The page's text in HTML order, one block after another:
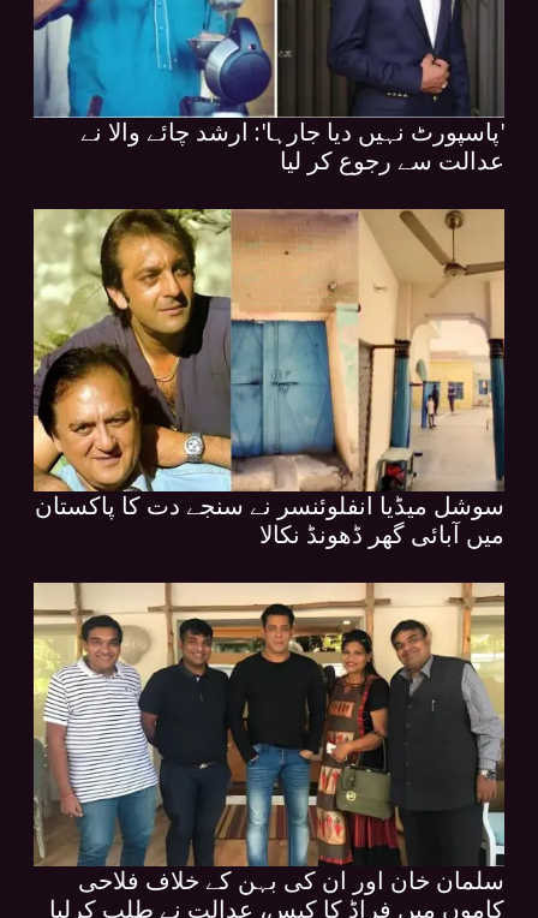
'پاسپورٹ نہیں دیا جارہا': ارشد چائے والا نے
عدالت سے رجوع کر لیا
سوشل میڈیا انفلوئنسر نے سنجے دت کا پاکستان
میں آبائی گھر ڈھونڈ نکالا
سلمان خان اور ان کی بہن کے خلاف فلاحی
کاموں میں فراڈ کا کیس، عدالت نے طلب کرلیا